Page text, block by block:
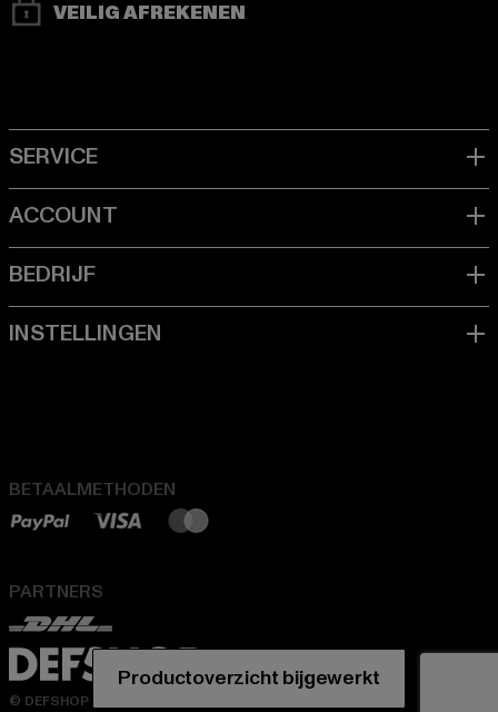
VEILIG AFREKENEN
BETAALMETHODEN
PARTNERS
© DEFSHOP 2026. Alle rechten voorbehouden
Productoverzicht bijgewerkt